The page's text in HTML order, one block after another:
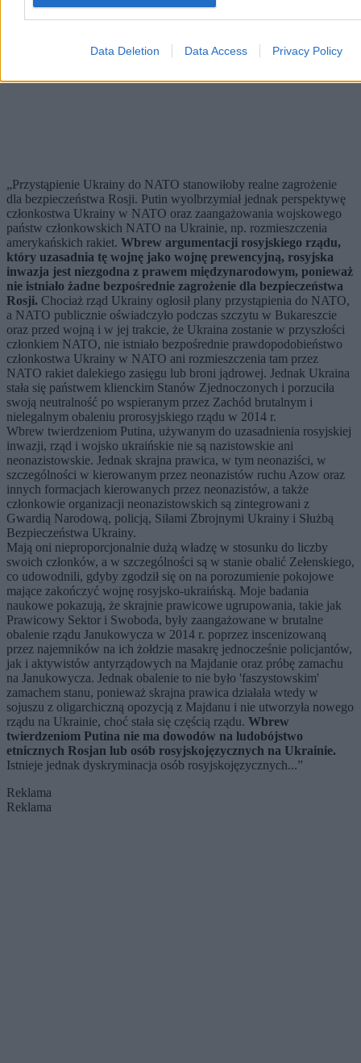
Data Deletion Data Access Privacy Policy
„Przystąpienie Ukrainy do NATO stanowiłoby realne zagrożenie
dla bezpieczeństwa Rosji. Putin wyolbrzymiał jednak perspektywę
członkostwa Ukrainy w NATO oraz zaangażowania wojskowego
państw członkowskich NATO na Ukrainie, np. rozmieszczenia
amerykańskich rakiet. Wbrew argumentacji rosyjskiego rządu,
który uzasadnia tę wojnę jako wojnę prewencyjną, rosyjska
inwazja jest niezgodna z prawem międzynarodowym, ponieważ
nie istniało żadne bezpośrednie zagrożenie dla bezpieczeństwa
Rosji. Chociaż rząd Ukrainy ogłosił plany przystąpienia do NATO,
a NATO publicznie oświadczyło podczas szczytu w Bukareszcie
oraz przed wojną i w jej trakcie, że Ukraina zostanie w przyszłości
członkiem NATO, nie istniało bezpośrednie prawdopodobieństwo
członkostwa Ukrainy w NATO ani rozmieszczenia tam przez
NATO rakiet dalekiego zasięgu lub broni jądrowej. Jednak Ukraina
stała się państwem klienckim Stanów Zjednoczonych i porzuciła
swoją neutralność po wspieranym przez Zachód brutalnym i
nielegalnym obaleniu prorosyjskiego rządu w 2014 r.
Wbrew twierdzeniom Putina, używanym do uzasadnienia rosyjskiej
inwazji, rząd i wojsko ukraińskie nie są nazistowskie ani
neonazistowskie. Jednak skrajna prawica, w tym neonaziści, w
szczególności w kierowanym przez neonazistów ruchu Azow oraz
innych formacjach kierowanych przez neonazistów, a także
członkowie organizacji neonazistowskich są zintegrowani z
Gwardią Narodową, policją, Siłami Zbrojnymi Ukrainy i Służbą
Bezpieczeństwa Ukrainy.
Mają oni nieproporcjonalnie dużą władzę w stosunku do liczby
swoich członków, a w szczególności są w stanie obalić Zełenskiego,
co udowodnili, gdyby zgodził się on na porozumienie pokojowe
mające zakończyć wojnę rosyjsko-ukraińską. Moje badania
naukowe pokazują, że skrajnie prawicowe ugrupowania, takie jak
Prawicowy Sektor i Swoboda, były zaangażowane w brutalne
obalenie rządu Janukowycza w 2014 r. poprzez inscenizowaną
przez najemników na ich żołdzie masakrę jednocześnie policjantów,
jak i aktywistów antyrządowych na Majdanie oraz próbę zamachu
na Janukowycza. Jednak obalenie to nie było 'faszystowskim'
zamachem stanu, ponieważ skrajna prawica działała wtedy w
sojuszu z oligarchiczną opozycją z Majdanu i nie utworzyła nowego
rządu na Ukrainie, choć stała się częścią rządu. Wbrew
twierdzeniom Putina nie ma dowodów na ludobójstwo
etnicznych Rosjan lub osób rosyjskojęzycznych na Ukrainie.
Istnieje jednak dyskryminacja osób rosyjskojęzycznych...”
Reklama
Reklama